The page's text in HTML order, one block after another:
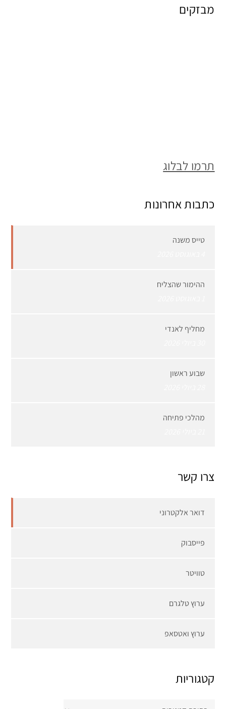
מבזקים
תרמו לבלוג
כתבות אחרונות
טייס משנה
ההימור שהצליח
מחליף לאנדי
שבוע ראשון
מהלכי פתיחה
צרו קשר
דואר אלקטרוני
פייסבוק
טוויטר
ערוץ טלגרם
ערוץ ואטסאפ
קטגוריות